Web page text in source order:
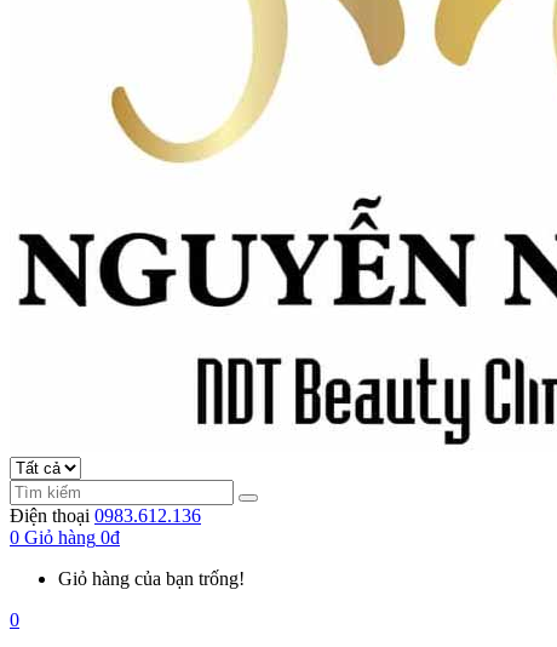
Điện thoại 0983.612.136
0 Giỏ hàng 0đ
Giỏ hàng của bạn trống!
0